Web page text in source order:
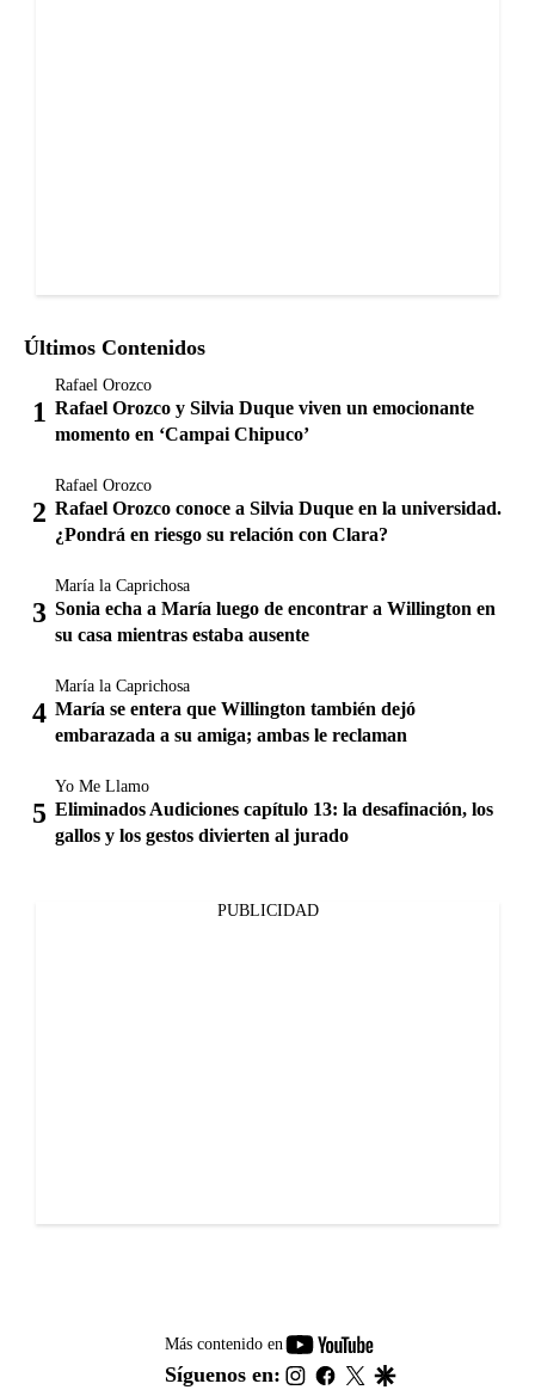
Últimos Contenidos
Rafael Orozco
Rafael Orozco y Silvia Duque viven un emocionante
momento en ‘Campai Chipuco’
Rafael Orozco
Rafael Orozco conoce a Silvia Duque en la universidad.
¿Pondrá en riesgo su relación con Clara?
María la Caprichosa
Sonia echa a María luego de encontrar a Willington en
su casa mientras estaba ausente
María la Caprichosa
María se entera que Willington también dejó
embarazada a su amiga; ambas le reclaman
Yo Me Llamo
Eliminados Audiciones capítulo 13: la desafinación, los
gallos y los gestos divierten al jurado
PUBLICIDAD
Más contenido en
youtube-
footer
Síguenos en: instagram
facebook
twitter